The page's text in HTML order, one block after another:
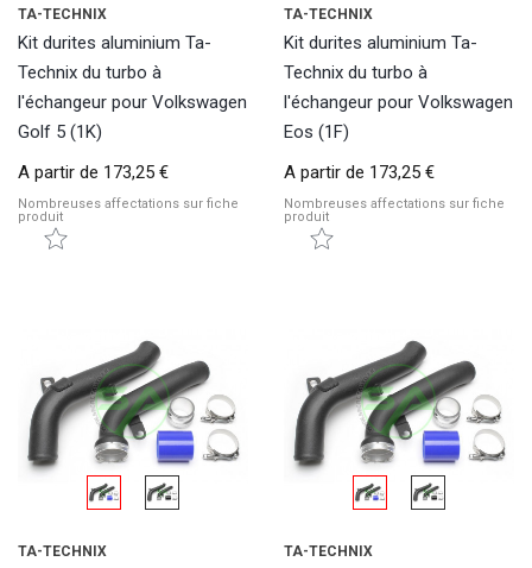
TA-TECHNIX
Kit durites aluminium Ta-
Technix du turbo à
l'échangeur pour Volkswagen
Golf 5 (1K)
A partir de 173,25 €
Nombreuses affectations sur fiche
produit
TA-TECHNIX
Kit durites aluminium Ta-
Technix du turbo à
l'échangeur pour Volkswagen
Eos (1F)
A partir de 173,25 €
Nombreuses affectations sur fiche
produit
TA-TECHNIX TA-TECHNIX